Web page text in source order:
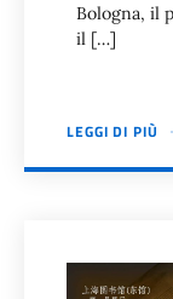
Bologna, il
il […]
LEGGI DI PIÙ